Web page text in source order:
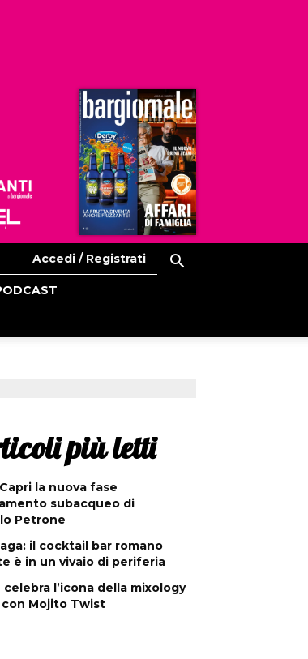
Ristoranti
Hoteldomani
Accedi / Registrati
più letti
la nuova fase
subacqueo di
Petrone
il cocktail bar romano
è in un vivaio di periferia
celebra l’icona della mixology
con Mojito Twist